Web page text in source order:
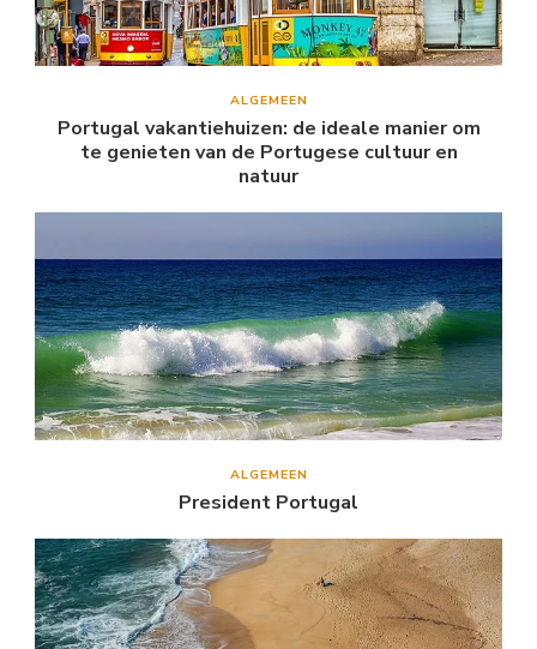
ALGEMEEN
Portugal vakantiehuizen: de ideale manier om
te genieten van de Portugese cultuur en
natuur
ALGEMEEN
President Portugal